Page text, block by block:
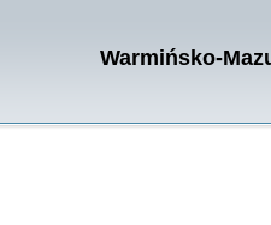
Warmińsko-